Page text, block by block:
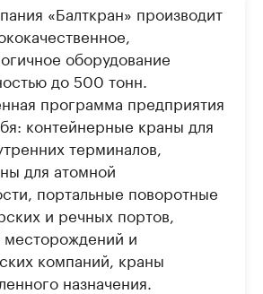
«Балткран» производит
оборудование
до 500 тонн.
программа предприятия
контейнерные краны для
терминалов,
для атомной
портальные поворотные
и речных портов,
месторождений и
компаний, краны
назначения.